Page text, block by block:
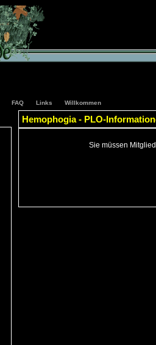
FAQ Links Willkommen
Hemophogia - PLO-
Sie müssen